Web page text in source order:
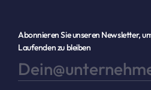
Abonnieren Sie unseren Newsletter,
Laufenden zu bleiben